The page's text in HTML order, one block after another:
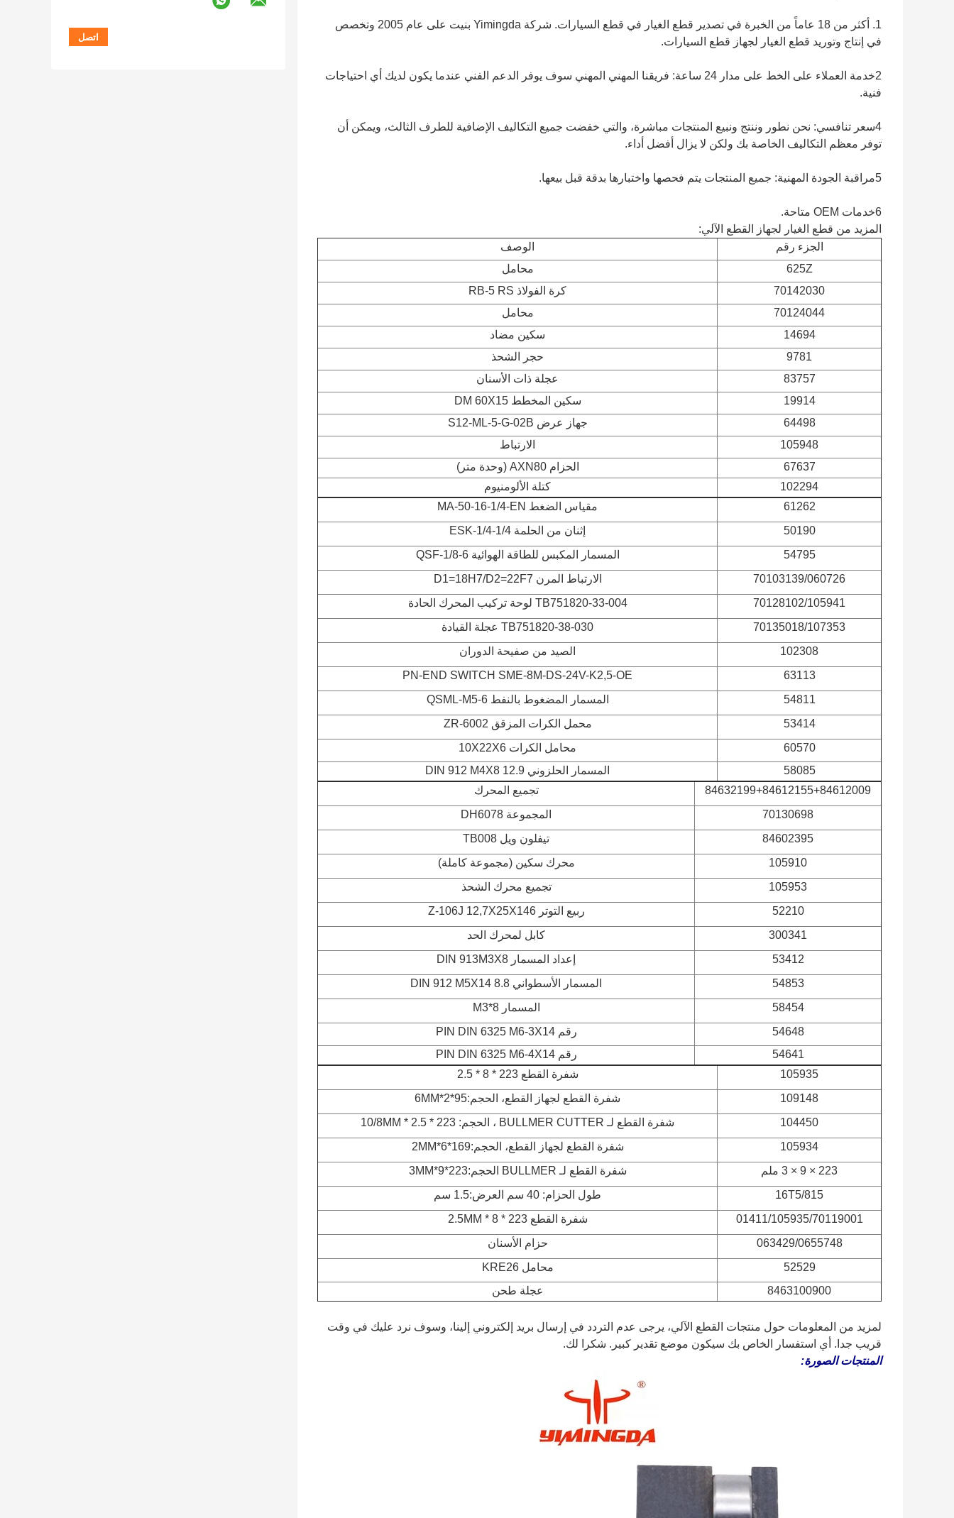
1. أكثر من 18 عاماً من الخبرة في تصدير قطع الغيار في قطع السيارات. شركة Yimingda بنيت على عام 2005 وتخصص
في إنتاج وتوريد قطع الغيار لجهاز قطع السيارات.
2خدمة العملاء على الخط على مدار 24 ساعة: فريقنا المهني المهني سوف يوفر الدعم الفني عندما يكون لديك أي احتياجات
فنية.
4سعر تنافسي: نحن نطور وننتج ونبيع المنتجات مباشرة، والتي خفضت جميع التكاليف الإضافية للطرف الثالث، ويمكن أن
توفر معظم التكاليف الخاصة بك ولكن لا يزال أفضل أداء.
5مراقبة الجودة المهنية: جميع المنتجات يتم فحصها واختبارها بدقة قبل بيعها.
6خدمات OEM متاحة.
المزيد من قطع الغيار لجهاز القطع الآلي:
الجزء رقم
الوصف
625Z
محامل
70142030
كرة الفولاذ RB-5 RS
70124044
محامل
14694
سكين مضاد
9781
حجر الشحذ
83757
عجلة ذات الأسنان
19914
سكين المخطط DM 60X15
64498
جهاز عرض S12-ML-5-G-02B
105948
الارتباط
67637
الحزام AXN80 (وحدة متر)
102294
كتلة الألومنيوم
61262
مقياس الضغط MA-50-16-1/4-EN
50190
إثنان من الحلمة ESK-1/4-1/4
54795
المسمار المكبس للطاقة الهوائية QSF-1/8-6
70103139/060726
الارتباط المرن D1=18H7/D2=22F7
70128102/105941
TB751820-33-004 لوحة تركيب المحرك الحادة
70135018/107353
TB751820-38-030 عجلة القيادة
102308
الصيد من صفيحة الدوران
63113
PN-END SWITCH SME-8M-DS-24V-K2,5-OE
54811
المسمار المضغوط بالنفط QSML-M5-6
53414
محمل الكرات المزقق 6002-ZR
60570
محامل الكرات 10X22X6
58085
المسمار الحلزوني DIN 912 M4X8 12.9
84632199+84612155+84612009
تجميع المحرك
70130698
المجموعة DH6078
84602395
تيفلون ويل TB008
105910
محرك سكين (مجموعة كاملة)
105953
تجميع محرك الشحذ
52210
ربيع التوتر Z-106J 12,7X25X146
300341
كابل لمحرك الحد
53412
إعداد المسمار DIN 913M3X8
54853
المسمار الأسطواني DIN 912 M5X14 8.8
58454
المسمار M3*8
54648
رقم PIN DIN 6325 M6-3X14
54641
رقم PIN DIN 6325 M6-4X14
105935
شفرة القطع 223 * 8 * 2.5
109148
شفرة القطع لجهاز القطع، الحجم:95*2*6MM
104450
شفرة القطع لـ BULLMER CUTTER ، الحجم: 223 * 2.5 * 10/8MM
105934
شفرة القطع لجهاز القطع، الحجم:169*6*2MM
223 × 9 × 3 ملم
شفرة القطع لـ BULLMER الحجم:223*9*3MM
16T5/815
طول الحزام: 40 سم العرض:1.5 سم
01411/105935/70119001
شفرة القطع 223 * 8 * 2.5MM
063429/0655748
حزام الأسنان
52529
محامل KRE26
8463100900
عجلة طحن
لمزيد من المعلومات حول منتجات القطع الآلي، يرجى عدم التردد في إرسال بريد إلكتروني إلينا، وسوف نرد عليك في وقت
قريب جدا. أي استفسار الخاص بك سيكون موضع تقدير كبير. شكرا لك.
المنتجات الصورة: